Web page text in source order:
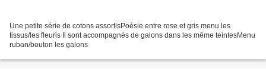
Une petite série de cotons assortisPoésie entre rose et gris menu les
tissus/les fleuris Il sont accompagnés de galons dans les même teintesMenu
ruban/bouton les galons